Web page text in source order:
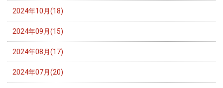
2024年10月(18)
2024年09月(15)
2024年08月(17)
2024年07月(20)